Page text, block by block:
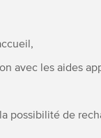
avec les aides
possibilité de